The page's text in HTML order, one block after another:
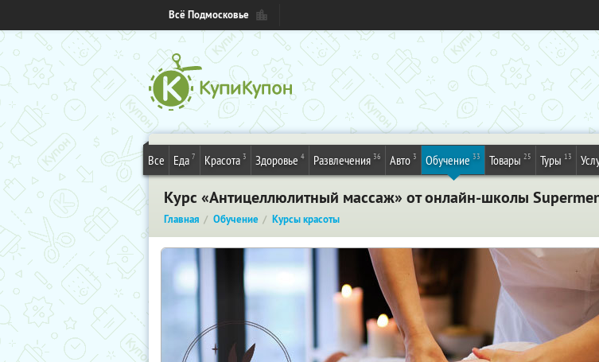
Всё Подмосковье
Все Еда 7 Красота 3 Здоровье 4 Развлечения 36 Авто 3 Обучение 33 Товары 25 Туры 13
Курс «Антицеллюлитный массаж» от онлайн-школы
Главная Обучение Курсы красоты